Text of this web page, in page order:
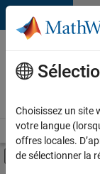
Passer au contenu
Votre
carrière
chez
Accueil Explorer
Activer/
Contenu
Choisissez un site
votre langue
offres locales.
de sélectionner la